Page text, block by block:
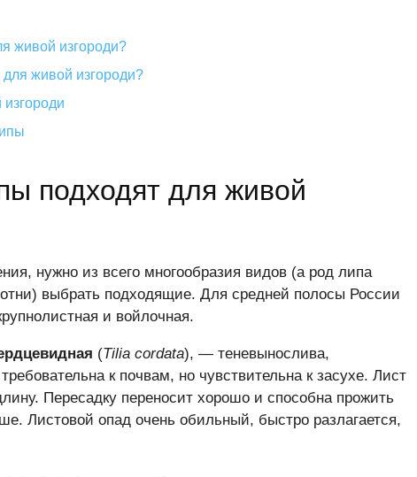
живой изгороди?
живой изгороди?
подходят для живой
нужно из всего многообразия видов (а род липа
выбрать подходящие. Для средней полосы России
и войлочная.
(Tilia cordata), — теневынослива,
к почвам, но чувствительна к засухе. Лист
Пересадку переносит хорошо и способна прожить
Листовой опад очень обильный, быстро разлагается,